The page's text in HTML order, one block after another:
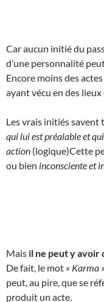
Car aucun initié du
d’une personnalité
Encore moins des
ayant vécu en des
Les vrais initiés savent
qui lui est préalable et
action (logique)Cette
ou bien inconsciente et
Mais il ne peut y avoir
De fait, le mot « Karma »
peut, au pire, que se
produit un acte.